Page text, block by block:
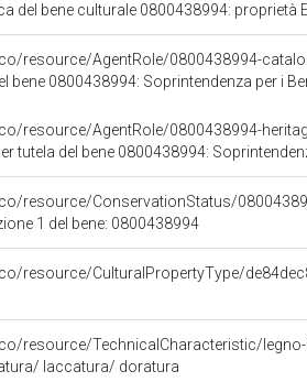
del bene culturale 0800438994: proprietà
resource/AgentRole/0800438994-
bene 0800438994: Soprintendenza per i
resource/AgentRole/0800438994-
tutela del bene 0800438994:
resource/ConservationStatus/
1 del bene: 0800438994
resource/CulturalPropertyType/
resource/TechnicalCharacteristic/
laccatura/ doratura